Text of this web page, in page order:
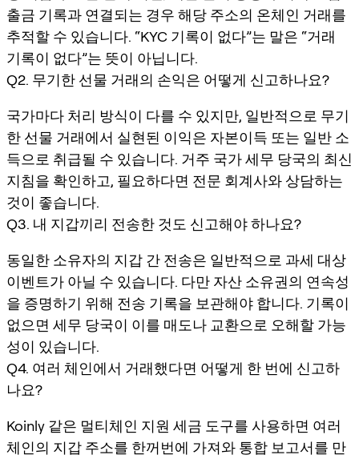
출금 기록과 연결되는 경우 해당 주소의 온체인 거래를
추적할 수 있습니다. “KYC 기록이 없다”는 말은 “거래
기록이 없다”는 뜻이 아닙니다.
Q2. 무기한 선물 거래의 손익은 어떻게 신고하나요?
국가마다 처리 방식이 다를 수 있지만, 일반적으로 무기
한 선물 거래에서 실현된 이익은 자본이득 또는 일반 소
득으로 취급될 수 있습니다. 거주 국가 세무 당국의 최신
지침을 확인하고, 필요하다면 전문 회계사와 상담하는
것이 좋습니다.
Q3. 내 지갑끼리 전송한 것도 신고해야 하나요?
동일한 소유자의 지갑 간 전송은 일반적으로 과세 대상
이벤트가 아닐 수 있습니다. 다만 자산 소유권의 연속성
을 증명하기 위해 전송 기록을 보관해야 합니다. 기록이
없으면 세무 당국이 이를 매도나 교환으로 오해할 가능
성이 있습니다.
Q4. 여러 체인에서 거래했다면 어떻게 한 번에 신고하
나요?
Koinly 같은 멀티체인 지원 세금 도구를 사용하면 여러
체인의 지갑 주소를 한꺼번에 가져와 통합 보고서를 만